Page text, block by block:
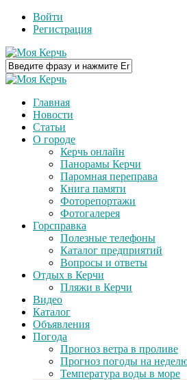
Войти
Регистрация
Главная
Новости
Статьи
О городе
Керчь онлайн
Панорамы Керчи
Паромная переправа
Книга памяти
Фоторепортажи
Фотогалерея
Горсправка
Полезные телефоны
Каталог предприятий
Вопросы и ответы
Отдых в Керчи
Пляжи в Керчи
Видео
Каталог
Объявления
Погода
Прогноз ветра в проливе
Прогноз погоды на
Температура воды в море